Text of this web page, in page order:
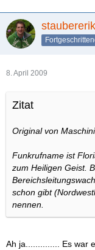
staubererik
8. April 2009
Zitat
Original von
Funkrufname ist
zum Heiligen Geist.
schon gibt
nennen.
Ah ja.............. Es war